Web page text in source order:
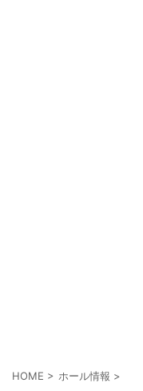
HOME > ホール情報 >